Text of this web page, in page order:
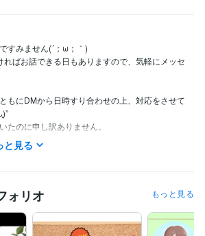
すみません(´；ω；｀)
ればお話できる日もありますので、気軽にメッセ
もにDMから日時すり合わせの上、対応をさせて
たのに申し訳ありません。
24時間受け付けております。いただいたメッ
イスサンプルやサムネご依頼品(掲載許可いただ
いただいています✨
と見る
ォリオ もっと見る